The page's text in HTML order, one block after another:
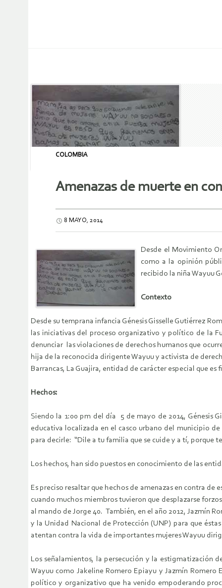
COLOMBIA
Amenazas de muerte en
8 MAYO, 2014
Desde el Movimiento
como a la opinión
recibido la niña Wayuu
Contexto
Desde su temprana infancia Génesis Gisselle Gutiérrez
las iniciativas del proceso organizativo y político de la
denunciar las violaciones de derechos humanos que
hija de la reconocida dirigente Wayuu y activista de
Barrancas, La Guajira, entidad de carácter especial que
Hechos:
Siendo la 1:00 pm del día 5 de mayo de 2014, Génesis
educativa localizada en el casco urbano del municipio
para decirle: “Dile a tu familia que se cuide y a tí, porque
Los hechos, han sido puestos en conocimiento de las
Es preciso resaltar que hechos de amenazas en contra
cuando muchos miembros tuvieron que desplazarse
al mando de Jorge 40. También, en el año 2012, Jazmín
y la Unidad Nacional de Protección (UNP) para que
atentan contra la vida de importantes mujeres Wayuu
Los señalamientos, la persecución y la estigmatización
Wayuu como Jakeline Romero Epiayu y Jazmín Romero
político y organizativo que ha venido empoderando